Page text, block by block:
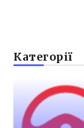
Категорії